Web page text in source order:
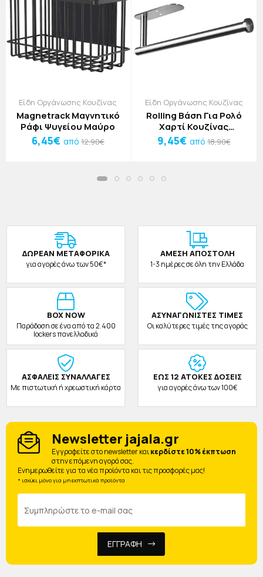
Είδη Οργάνωσης Κουζίνας
Magnetrack Μαγνητικό
Ράφι Ψυγείου Μαύρο
6,45€ από 12,90€
Είδη Οργάνωσης Κουζίνας
Rolling Βάση Για Ρολό
Χαρτί Κουζίνας
34x6,2cm Ασημί
9,45€ από 18,90€
ΔΩΡΕAΝ ΜΕΤΑΦΟΡΙΚΑ
για αγορές άνω των 50€*
ΑΜΕΣΗ ΑΠΟΣΤΟΛΗ
1-3 ημέρες σε όλη την Ελλάδα
BOX NOW
Παράδοση σε ένα από τα 2.400
lockers πανελλαδικά
ΑΣΥΝΑΓΩΝΙΣΤΕΣ ΤΙΜΕΣ
Οι καλύτερες τιμές της αγοράς
ΑΣΦΑΛΕΙΣ ΣΥΝΑΛΛΑΓΕΣ
Με πιστωτική ή χρεωστική κάρτα
ΕΩΣ 12 ΑΤΟΚΕΣ ΔΟΣΕΙΣ
για αγορές άνω των 100€
Newsletter jajala.gr
Eγγραφείτε στο newsletter καικερδίστε 10% έκπτωση
στην επόμενη αγορά σας.
Ενημερωθείτε για τα νέα προϊόντα και τις προσφορές μας!
* ισχύει μόνο για μη εκπτωτικά προϊόντα
ΕΓΓΡΑΦΗ